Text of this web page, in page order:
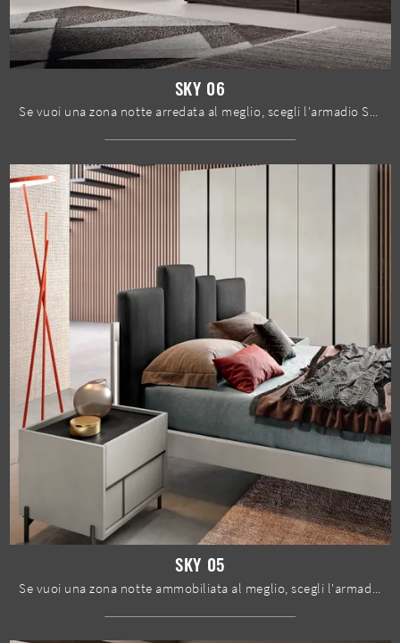
SKY 06
Se vuoi una zona notte arredata al meglio, scegli l'armadio Sky 06 con ante scorrevoli di Spar!
SKY 05